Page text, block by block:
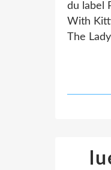
du label
With
The